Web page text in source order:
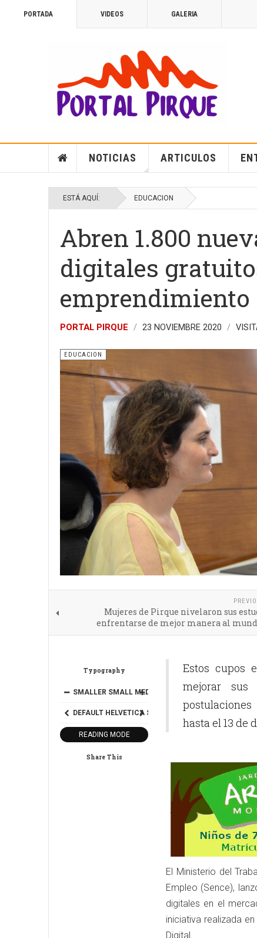
PORTADA VIDEOS GALERIA
NOTICIAS ARTICULOS
ESTÁ AQUÍ: EDUCACION
Abren 1.800
digitales
emprendimiento
PORTAL PIRQUE 23 NOVIEMBRE 2020
EDUCACION
Mujeres de Pirque nivelaron sus
enfrentarse de mejor manera al
Typography
SMALLER SMALL MEDIUM BIGGER
DEFAULT HELVETICA SEGOE GEORGIA
READING MODE
Share This
Estos cupos
mejorar sus
hasta el 13 de
El Ministerio del
Empleo (Sence),
digitales en el
iniciativa realizada
Digital.